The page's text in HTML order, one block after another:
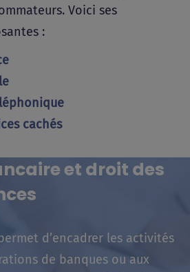
Voici ses
:
cachés
et droit des
d’encadrer les activités
de banques ou aux